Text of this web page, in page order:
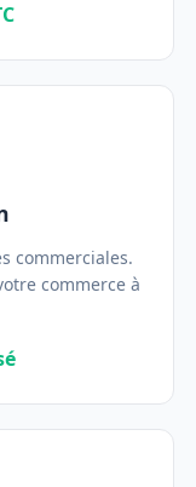
commerciales.
commerce à